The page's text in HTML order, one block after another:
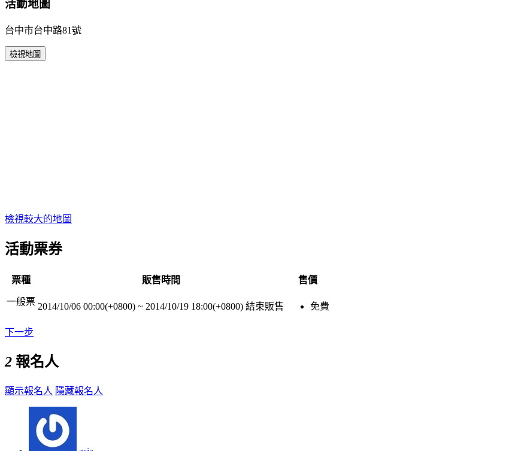
活動地圖
台中市台中路81號
檢視地圖
檢視較大的地圖
活動票券
票種 販售時間 售價
一般票 2014/10/06 00:00(+0800) ~ 2014/10/19 18:00(+0800) 結束販售 免費
下一步
2 報名人
顯示報名人 隱藏報名人